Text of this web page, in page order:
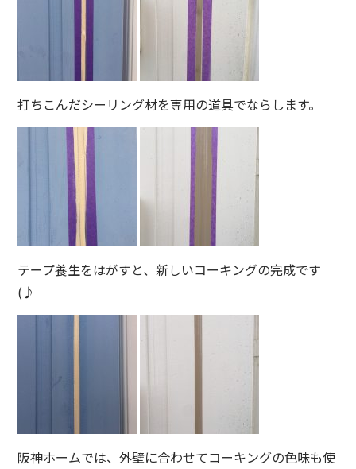
打ちこんだシーリング材を専用の道具でならします。
テープ養生をはがすと、新しいコーキングの完成です
(♪
阪神ホームでは、外壁に合わせてコーキングの色味も使